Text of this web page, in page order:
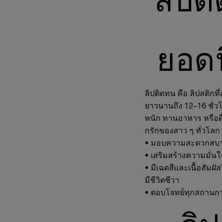
ยอ
ลิปติดทน คือ ลิปสติกที่
ยาวนานถึง 12–16 ชั่
หนัก ทานอาหาร หรือ
กรักของสาว ๆ ทั่วโล
• มอบความสะดวกสบ
• เสริมสร้างความมั่นใ
• มีเฉดสีและเนื้อสัมผั
มีชีวิตชีวา
• ตอบโจทย์ทุกสถาน